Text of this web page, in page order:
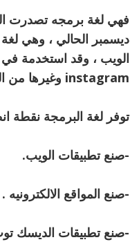
فهي لغة برمجه تصدرت
ديسمبر الحالي ، وهي
instagram وغيرها من التطبيقات.
توفر لغة البرمجة نقطة
-صنع تطبيقات الويب.
-صنع المواقع الالكترونيه .
-صنع تطبيقات الديسك